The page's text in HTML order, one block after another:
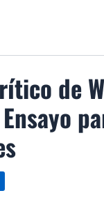
de